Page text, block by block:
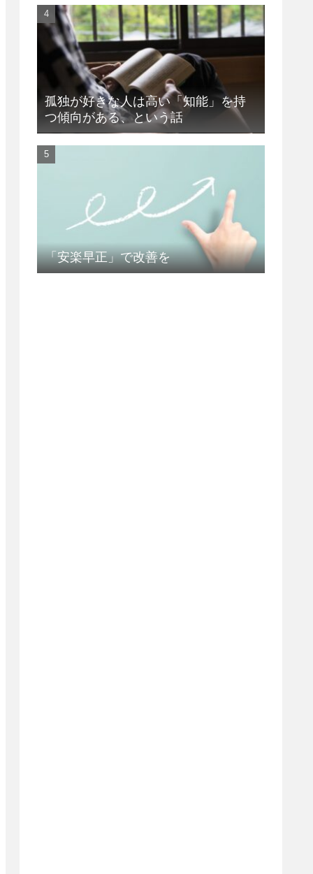
孤独が好きな人は高い「知能」を持
つ傾向がある、という話
「安楽早正」で改善を